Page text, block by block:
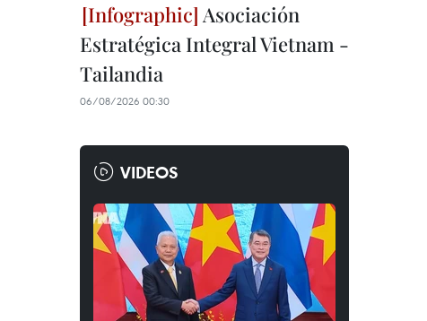
Asociación
Estratégica Integral Vietnam -
Tailandia
06/08/2026 00:30
VIDEOS